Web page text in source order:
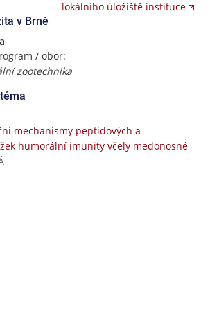
lokálního úložiště instituce
v Brně
/ obor:
zootechnika
mechanismy peptidových a
humorální imunity včely medonosné